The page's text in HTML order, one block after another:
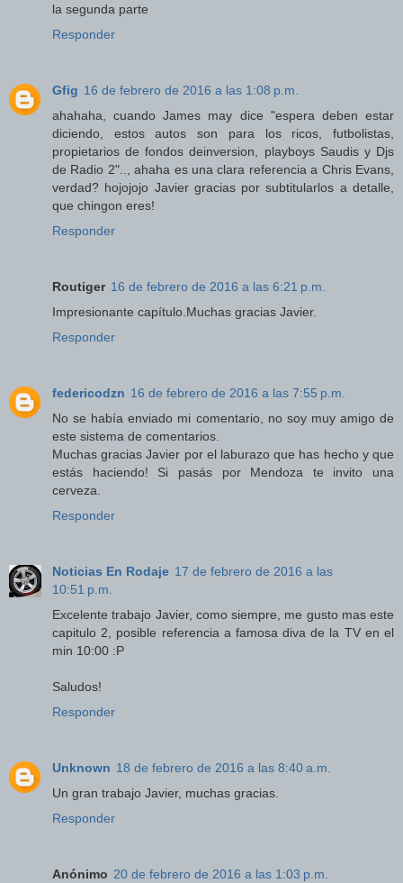
la segunda parte
Responder
Gfig 16 de febrero de 2016 a las 1:08 p.m.
ahahaha, cuando James may dice "espera deben estar
diciendo, estos autos son para los ricos, futbolistas,
propietarios de fondos deinversion, playboys Saudis y Djs
de Radio 2".., ahaha es una clara referencia a Chris Evans,
verdad? hojojojo Javier gracias por subtitularlos a detalle,
que chingon eres!
Responder
Routiger 16 de febrero de 2016 a las 6:21 p.m.
Impresionante capítulo.Muchas gracias Javier.
Responder
federicodzn 16 de febrero de 2016 a las 7:55 p.m.
No se había enviado mi comentario, no soy muy amigo de
este sistema de comentarios.
Muchas gracias Javier por el laburazo que has hecho y que
estás haciendo! Si pasás por Mendoza te invito una
cerveza.
Responder
Noticias En Rodaje 17 de febrero de 2016 a las
10:51 p.m.
Excelente trabajo Javier, como siempre, me gusto mas este
capitulo 2, posible referencia a famosa diva de la TV en el
min 10:00 :P
Saludos!
Responder
Unknown 18 de febrero de 2016 a las 8:40 a.m.
Un gran trabajo Javier, muchas gracias.
Responder
Anónimo 20 de febrero de 2016 a las 1:03 p.m.